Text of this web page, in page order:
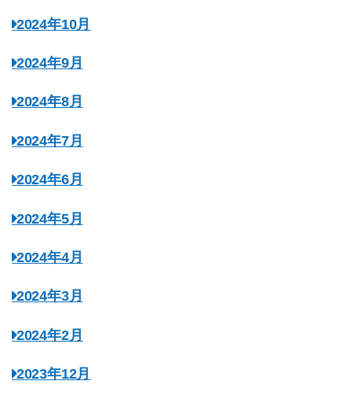
2024年10月
2024年9月
2024年8月
2024年7月
2024年6月
2024年5月
2024年4月
2024年3月
2024年2月
2023年12月